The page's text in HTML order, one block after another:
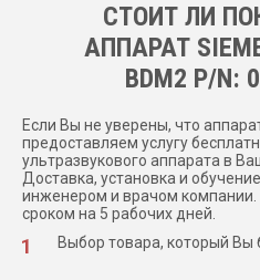
СТОИТ ЛИ
АППАРАТ
BDM2 P/N:
Если Вы не уверены, что
предоставляем услугу
ультразвукового аппарата в
Доставка, установка и
инженером и врачом компании.
сроком на 5 рабочих дней.
Выбор товара, который Вы